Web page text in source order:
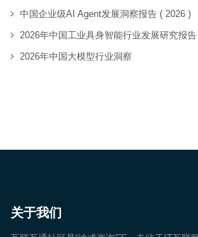
中国企业级AI Agent发展洞察报告 ( 2026 )
2026年中国工业具身智能行业发展研究报告
2026年中国大模型行业洞察
关于我们